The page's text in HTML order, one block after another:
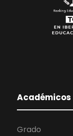
Académicos
Grado